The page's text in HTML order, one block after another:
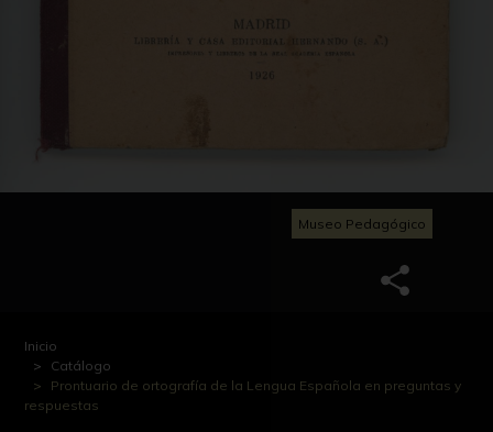
Museo Pedagógico
Inicio
Catálogo
Prontuario de ortografía de la Lengua Española en preguntas y
respuestas